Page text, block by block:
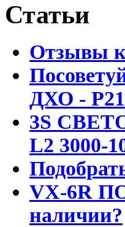
Статьи
Отзывы
ДХО -
3S
L2 3000-
VX-6R
наличии?